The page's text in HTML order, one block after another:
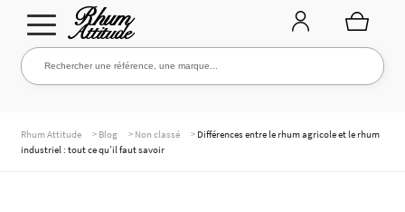
Aller
à
Aller
au
Rechercher une référence, une marque...
Rechercher
Rhum Attitude > Blog > Non classé > Différences entre le rhum agricole et le rhum
industriel : tout ce qu’il faut savoir